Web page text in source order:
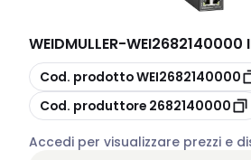
WEIDMULLER-WEI2682140000
copia
Cod. prodottoWEI2682140000
copia
Cod. produttore 2682140000
Accedi per visualizzare prezzi e